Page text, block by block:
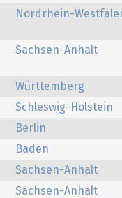
Nordrhein-
Sachsen-Anhalt
Württemberg
Schleswig-Holstein
Berlin
Baden
Sachsen-Anhalt
Sachsen-Anhalt